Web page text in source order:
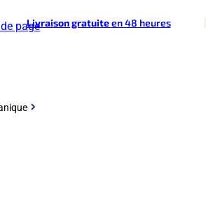
page
Livraison gratuiteen 48 heures